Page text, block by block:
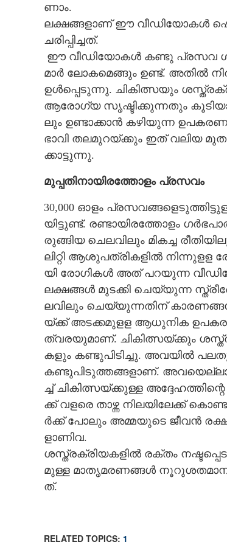
ണാം​.
​ല​ക്ഷ​ങ്ങ​ളാ​ണ് ഈ​ വീ​ഡി​യോ​ക​ൾ​
ച​രി​പ്പി​ച്ച​ത്.
ഈ​ വീ​ഡി​യോ​ക​ൾ​ ക​ണ്ടു​ പ്ര​സ​വ​
മാ​ർ​ ലോ​ക​മെ​ങ്ങും​ ഉ​ണ്ട്. അ​തി​ൽ​
ഉ​ൾ​പ്പെ​ടു​ന്നു​. ചി​കി​ത്സ​യും​
ആ​രോ​ഗ്യ​ സൃ​ഷ്ടി​ക്കു​ന്ന​തും​
ലും​ ഉ​ണ്ടാ​ക്കാ​ൻ​ ക​ഴി​യു​ന്ന​
ഭാ​വി​ ത​ല​മു​റ​യ്ക്കും​ ഇ​ത് വ​ലി​യ​
ക്കാ​ട്ടു​ന്നു​.
മുപ്പതിനായിരത്തോളം പ്ര​സ​വം
​3​0​,​0​0​0​ ഓ​ളം​
യി​ട്ടു​ണ്ട്. ര​ണ്ടാ​യി​ര​ത്തോ​ളം​
രു​ങ്ങി​യ​ ചെ​ല​വി​ലും മി​ക​ച്ച​
ലി​റ്റി​ ആ​ശു​പ​ത്രി​ക​ളി​ൽ​ നി​ന്നു​ള​ള​
യി​ രോ​ഗി​ക​ൾ​ അ​ത് പ​റ​യു​ന്ന​
ല​ക്ഷ​ങ്ങ​ൾ​ മു​ട​ക്കി​ ചെ​യ്യു​ന്ന​
ല​വി​ലും​ ചെ​യ്യു​ന്ന​തി​ന്
യ്ക്ക് അ​ട​ക്ക​മു​ള​ള​ ആ​ധു​നി​ക​
ത്വ​ര​യു​മാ​ണ്. ​ചി​കി​ത്സ​യ്ക്കും​
ക​ളും​ ക​ണ്ടു​പി​ടി​ച്ചു​. അ​വ​യി​ൽ​
ക​ണ്ടു​പി​ടു​ത്ത​ങ്ങ​ളാ​ണ്.
ച്ച് ചി​കി​ത്സ​യ്ക്കു​ള്ള​
ക്ക് വ​ള​രെ​ താ​ഴ്ന്ന​ നി​ല​യി​ലേ​ക്ക്
ർ​ക്ക് പോ​ലും​ അ​മ്മ​യു​ടെ​ ജീ​വ​ൻ​
ളാ​ണി​വ​.
ശ​സ്ത്ര​ക്രി​യ​ക​ളി​ൽ​ ര​ക്തം​
മു​ള്ള​ മാ​തൃ​മ​ര​ണ​ങ്ങ​ൾ​
ത്.
RELATED TOPICS: 1